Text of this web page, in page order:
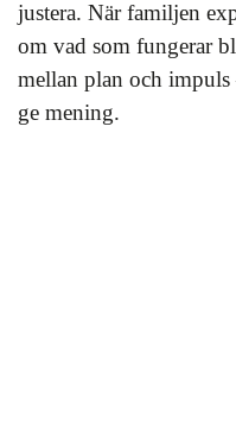
justera. När familjen
om vad som fungerar
mellan plan och impuls
ge mening.